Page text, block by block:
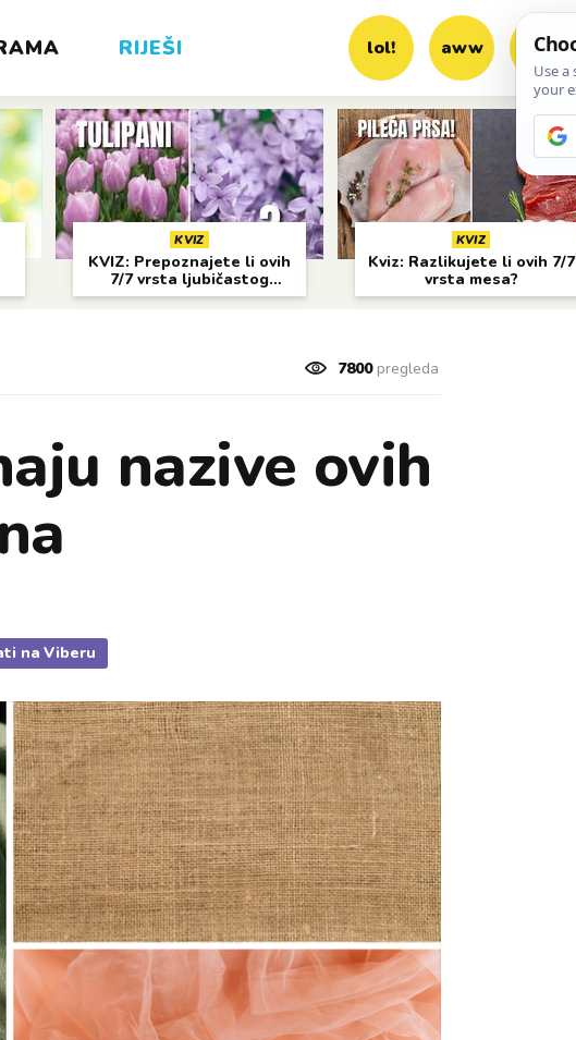
RIJEŠI lol! aww vrh!
KVIZ
KVIZ: Prepoznajete li ovih
7/7 vrsta ljubičastog
cvijeća?
KVIZ
Kviz: Razlikujete li ovih 7/7
vrsta mesa?
7800pregleda
nazive ovih
na Viberu